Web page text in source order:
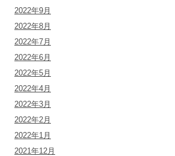
2022年9月
2022年8月
2022年7月
2022年6月
2022年5月
2022年4月
2022年3月
2022年2月
2022年1月
2021年12月